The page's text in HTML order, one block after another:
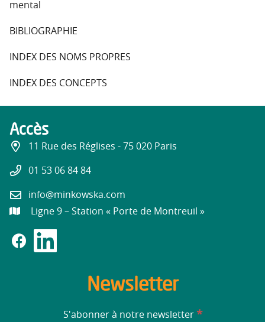
mental
BIBLIOGRAPHIE
INDEX DES NOMS PROPRES
INDEX DES CONCEPTS
Accès
11 Rue des Réglises - 75 020 Paris
01 53 06 84 84
info@minkowska.com
Ligne 9 – Station « Porte de Montreuil »
Newsletter
S'abonner à notre newsletter *